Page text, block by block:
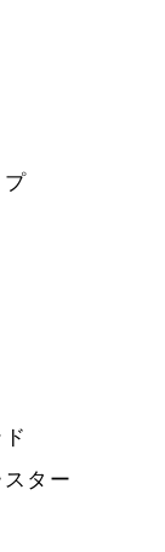
プ
ター